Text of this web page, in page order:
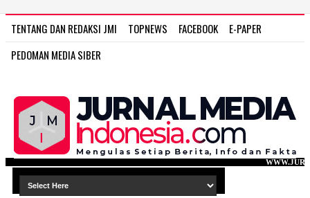
TENTANG DAN REDAKSI JMI TOPNEWS FACEBOOK
E-PAPER
PEDOMAN MEDIA SIBER
WWW.JURNAL MEDIA